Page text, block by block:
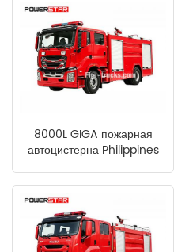
Melayu
Tiếng Việt
Filipino
српски
8000L GIGA пожарная
автоцистерна Philippines